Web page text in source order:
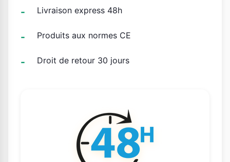
Livraison express 48h
Produits aux normes CE
Droit de retour 30 jours